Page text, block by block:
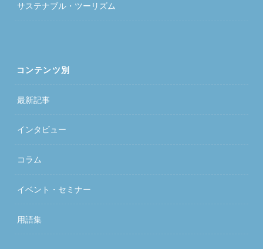
サステナブル・ツーリズム
コンテンツ別
最新記事
インタビュー
コラム
イベント・セミナー
用語集